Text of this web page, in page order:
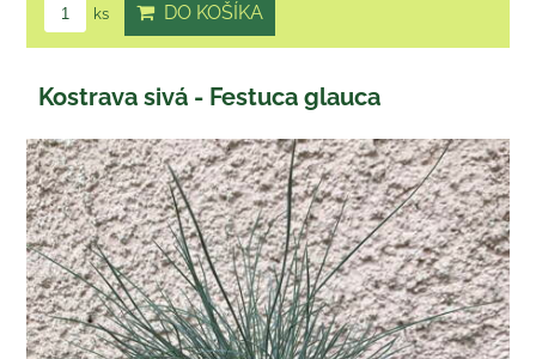
ks DO KOŠÍKA
Kostrava sivá - Festuca glauca